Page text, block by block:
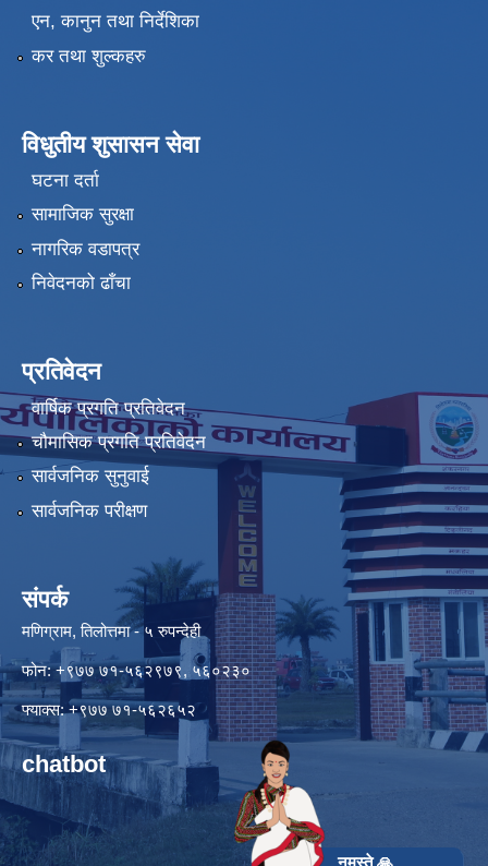
एन, कानुन तथा निर्देशिका
कर तथा शुल्कहरु
विधुतीय शुसासन सेवा
घटना दर्ता
सामाजिक सुरक्षा
नागरिक वडापत्र
निवेदनको ढाँचा
प्रतिवेदन
वार्षिक प्रगति प्रतिवेदन
चौमासिक प्रगति प्रतिवेदन
सार्वजनिक सुनुवाई
सार्वजनिक परीक्षण
संपर्क
मणिग्राम, तिलोत्तमा - ५ रुपन्देही
फोन: +९७७ ७१-५६२९७९, ५६०२३०
फ्याक्स: +९७७ ७१-५६२६५२
chatbot
नमस्ते 🙏